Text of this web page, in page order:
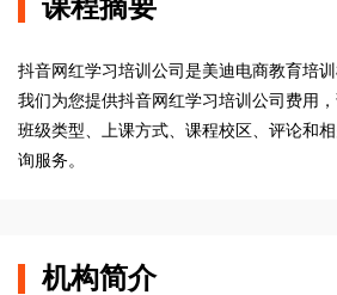
抖音网红学习培训公司是美迪电商教育培
我们为您提供抖音网红学习培训公司费用，
班级类型、上课方式、课程校区、评论和
询服务。
机构简介